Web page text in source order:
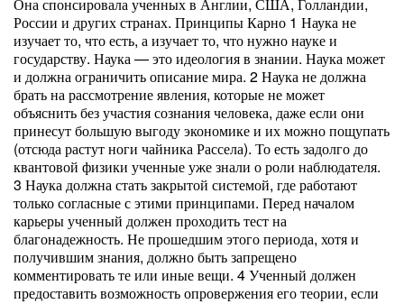
России и других странах. Принципы Карно 1 Наука не
изучает то, что есть, а изучает то, что нужно науке и
государству. Наука — это идеология в знании. Наука может
и должна ограничить описание мира. 2 Наука не должна
брать на рассмотрение явления, которые не может
объяснить без участия сознания человека, даже если они
принесут большую выгоду экономике и их можно пощупать
(отсюда растут ноги чайника Рассела). То есть задолго до
квантовой физики ученные уже знали о роли наблюдателя.
3 Наука должна стать закрытой системой, где работают
только согласные с этими принципами. Перед началом
карьеры ученный должен проходить тест на
благонадежность. Не прошедшим этого периода, хотя и
получившим знания, должно быть запрещено
комментировать те или иные вещи. 4 Ученный должен
предоставить возможность опровержения его теории, если